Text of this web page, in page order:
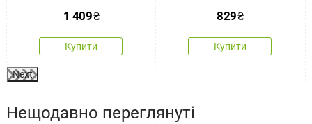
1 409₴
Купити
829₴
Купити
Next
Нещодавно переглянуті